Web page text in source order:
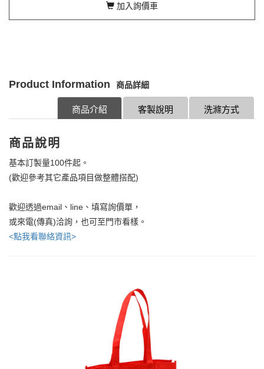
加入詢價車
Product Information 商品詳細
洗滌方式
客製說明
商品介紹
商品說明
基本訂製量100件起。
(歡迎參考其它產品項目做整體搭配)
歡迎透過email、line、填寫詢價單，
或來電(傳真)洽詢，也可至門市看樣。
<點我看聯絡資訊>